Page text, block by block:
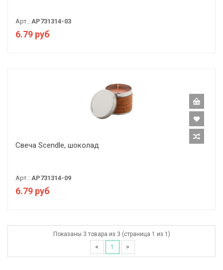
Арт.: AP731314-03
6.79 руб
Свеча Scendle, шоколад
Арт.: AP731314-09
6.79 руб
Показаны 3 товара из 3 (страница 1 из 1)
<
1 >